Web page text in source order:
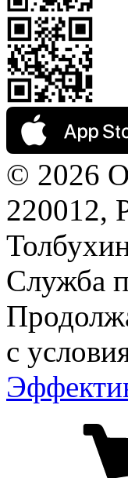
© 2026
220012,
Служба
с